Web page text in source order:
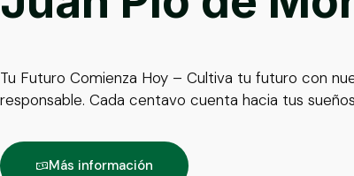
Tu Futuro Comienza Hoy – Cultiva tu futuro con
responsable. Cada centavo cuenta hacia tus
Más información